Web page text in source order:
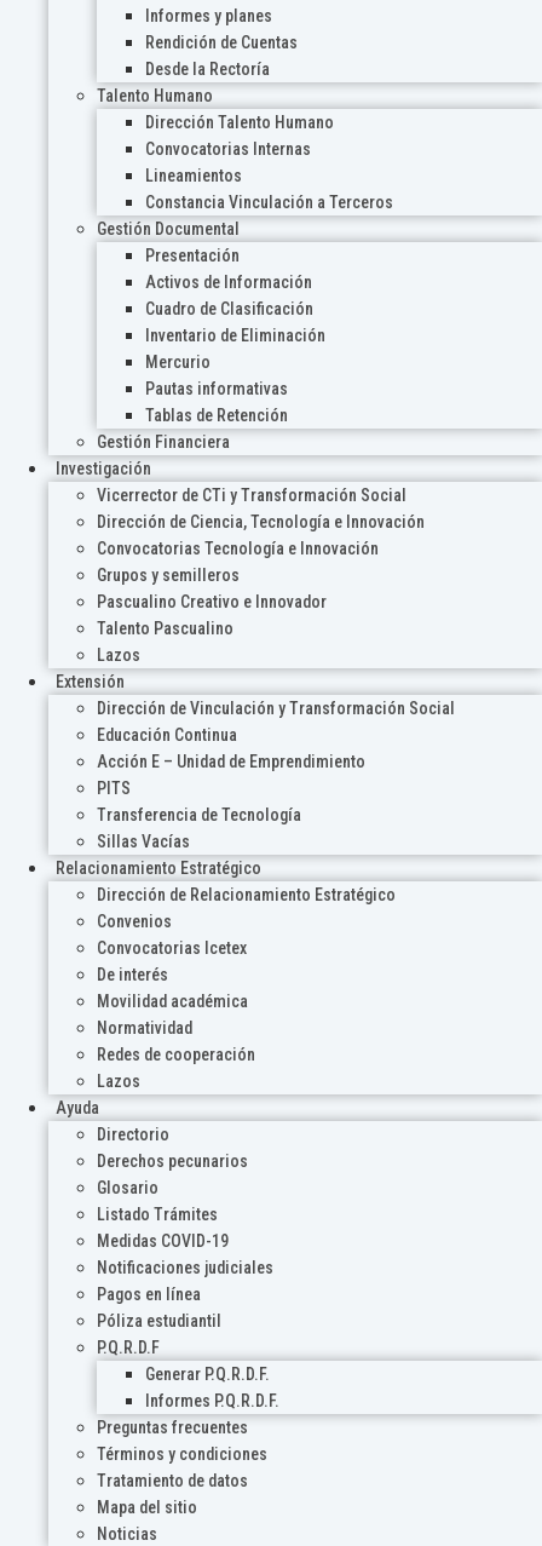
Informes y planes
Rendición de Cuentas
Desde la Rectoría
Talento Humano
Dirección Talento Humano
Convocatorias Internas
Lineamientos
Constancia Vinculación a Terceros
Gestión Documental
Presentación
Activos de Información
Cuadro de Clasificación
Inventario de Eliminación
Mercurio
Pautas informativas
Tablas de Retención
Gestión Financiera
Investigación
Vicerrector de CTi y Transformación Social
Dirección de Ciencia, Tecnología e Innovación
Convocatorias Tecnología e Innovación
Grupos y semilleros
Pascualino Creativo e Innovador
Talento Pascualino
Lazos
Extensión
Dirección de Vinculación y Transformación Social
Educación Continua
Acción E – Unidad de Emprendimiento
PITS
Transferencia de Tecnología
Sillas Vacías
Relacionamiento Estratégico
Dirección de Relacionamiento Estratégico
Convenios
Convocatorias Icetex
De interés
Movilidad académica
Normatividad
Redes de cooperación
Lazos
Ayuda
Directorio
Derechos pecunarios
Glosario
Listado Trámites
Medidas COVID-19
Notificaciones judiciales
Pagos en línea
Póliza estudiantil
P.Q.R.D.F
Generar P.Q.R.D.F.
Informes P.Q.R.D.F.
Preguntas frecuentes
Términos y condiciones
Tratamiento de datos
Mapa del sitio
Noticias